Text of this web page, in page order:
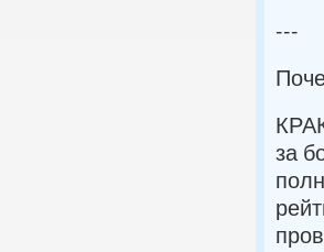
---
за